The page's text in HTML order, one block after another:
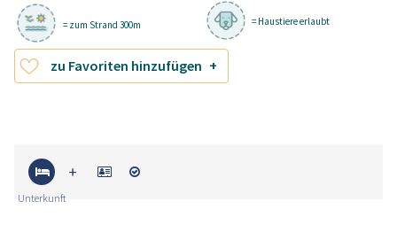
= zum Strand 300m = Haustiere erlaubt
zu Favoriten hinzufügen
Unterkunft